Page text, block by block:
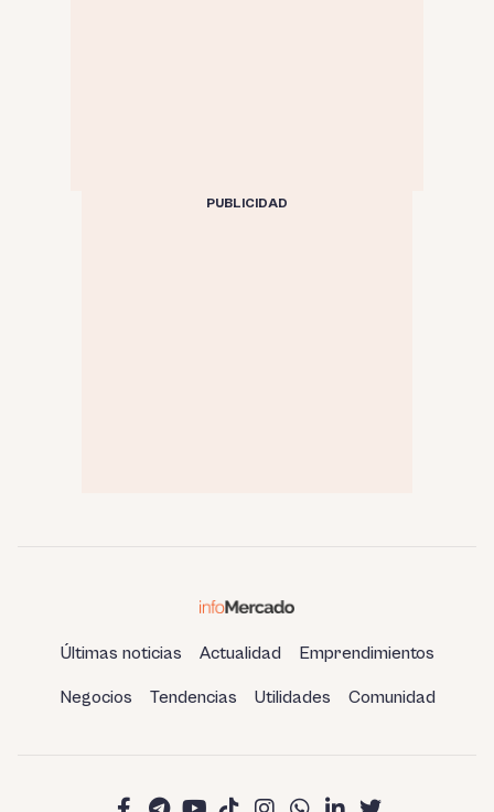
PUBLICIDAD
Últimas noticias Actualidad Emprendimientos
Negocios Tendencias Utilidades Comunidad